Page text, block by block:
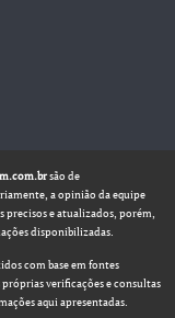
são de
a opinião da equipe
e atualizados, porém,
disponibilizadas.
com base em fontes
verificações e consultas
aqui apresentadas.